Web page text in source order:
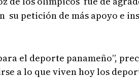
petición de más apoyo e
el deporte panameño”,
a lo que viven hoy los